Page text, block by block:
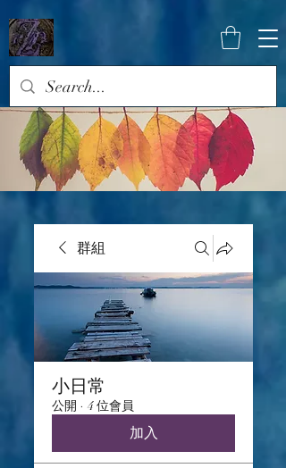
群組
小日常
公開 · 4 位會員
加入